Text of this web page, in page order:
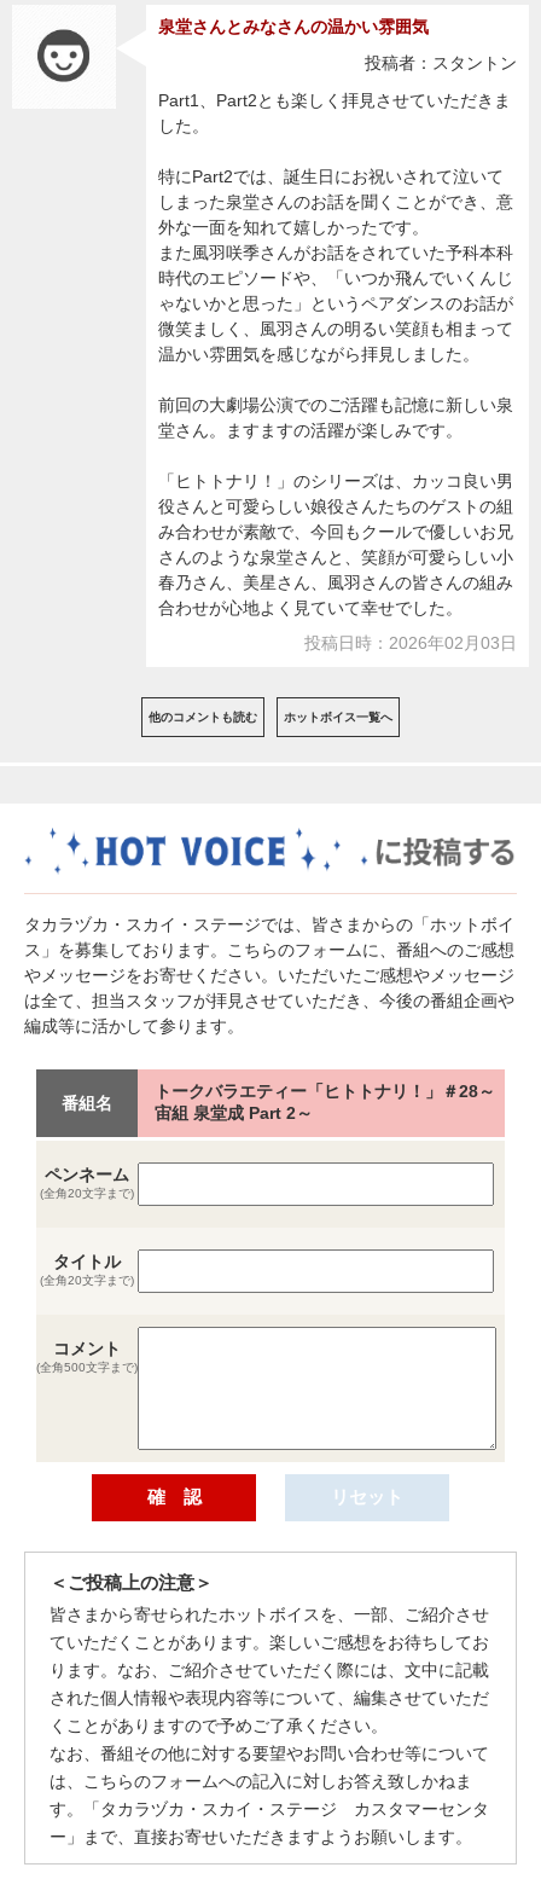
泉堂さんとみなさんの温かい雰囲気
投稿者：スタントン
Part1、Part2とも楽しく拝見させていただきま
した。
特にPart2では、誕生日にお祝いされて泣いて
しまった泉堂さんのお話を聞くことができ、意
外な一面を知れて嬉しかったです。
また風羽咲季さんがお話をされていた予科本科
時代のエピソードや、「いつか飛んでいくんじ
ゃないかと思った」というペアダンスのお話が
微笑ましく、風羽さんの明るい笑顔も相まって
温かい雰囲気を感じながら拝見しました。
前回の大劇場公演でのご活躍も記憶に新しい泉
堂さん。ますますの活躍が楽しみです。
「ヒトトナリ！」のシリーズは、カッコ良い男
役さんと可愛らしい娘役さんたちのゲストの組
み合わせが素敵で、今回もクールで優しいお兄
さんのような泉堂さんと、笑顔が可愛らしい小
春乃さん、美星さん、風羽さんの皆さんの組み
合わせが心地よく見ていて幸せでした。
投稿日時：2026年02月03日
他のコメントも読む ホットボイス一覧へ
タカラヅカ・スカイ・ステージでは、皆さまからの「ホットボイ
ス」を募集しております。こちらのフォームに、番組へのご感想
やメッセージをお寄せください。いただいたご感想やメッセージ
は全て、担当スタッフが拝見させていただき、今後の番組企画や
編成等に活かして参ります。
番組名
トークバラエティー「ヒトトナリ！」＃28～
宙組 泉堂成 Part 2～
ペンネーム
(全角20文字まで)
タイトル
(全角20文字まで)
コメント
(全角500文字まで)
＜ご投稿上の注意＞
皆さまから寄せられたホットボイスを、一部、ご紹介させ
ていただくことがあります。楽しいご感想をお待ちしてお
ります。なお、ご紹介させていただく際には、文中に記載
された個人情報や表現内容等について、編集させていただ
くことがありますので予めご了承ください。
なお、番組その他に対する要望やお問い合わせ等について
は、こちらのフォームへの記入に対しお答え致しかねま
す。「タカラヅカ・スカイ・ステージ カスタマーセンタ
ー」まで、直接お寄せいただきますようお願いします。